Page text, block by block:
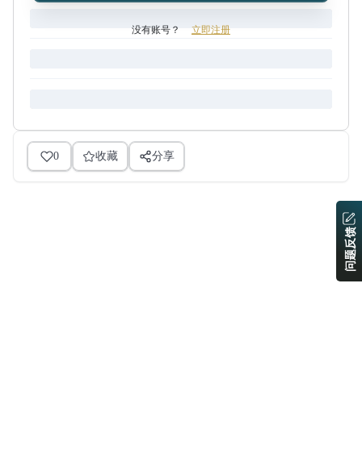
没有账号？ 立即注册
0 收藏 分享
问题反馈